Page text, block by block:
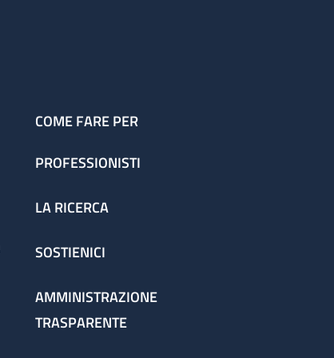
COME FARE PER
PROFESSIONISTI
LA RICERCA
SOSTIENICI
AMMINISTRAZIONE
TRASPARENTE